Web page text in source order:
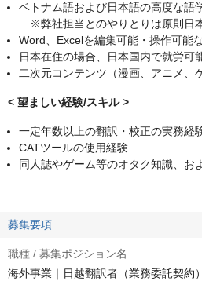
ベトナム語および日本語の高度な語
※弊社担当とのやりとりは原則日
Word、Excelを編集可能・操作可能
日本在住の場合、日本国内で就労可
二次元コンテンツ（漫画、アニメ、
< 望ましい経験/スキル >
一定年数以上の翻訳・校正の実務経
CATツールの使用経験
同人誌やゲーム等のオタク知識、お
募集要項
職種 / 募集ポジション名
海外事業｜日越翻訳者（業務委託契約）